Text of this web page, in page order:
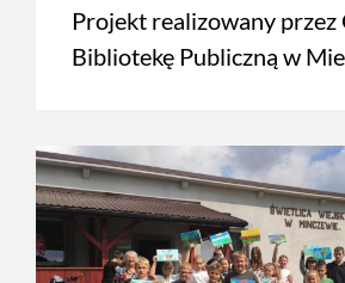
Projekt realizowany przez
Bibliotekę Publiczną w